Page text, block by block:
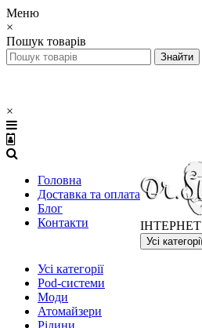
Меню
×
Пошук товарів
×
Головна
Доставка та оплата
Блог
Контакти
Усі
Усі категорії
Pod-системи
Моди
Атомайзери
Рідини